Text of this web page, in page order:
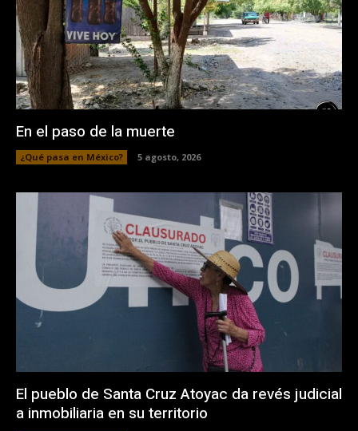
En el paso de la muerte
¿Qué pasa en México? 5 agosto, 2026
El pueblo de Santa Cruz Atoyac da revés judicial
a inmobiliaria en su territorio